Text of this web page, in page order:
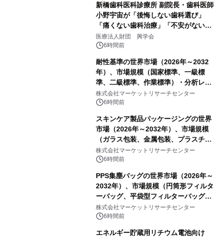
新橋歯科医科診療所 副院長・歯科医師
小野宇宙が「後悔しない歯科選び」
「痛くない歯科治療」「不安がない治
療計画」をテーマに専門監修
医療法人財団 興学会
6時間前
耐性基準の世界市場（2026年～2032
年）、市場規模（国家標準、一級標
準、二級標準、作業標準）・分析レポ
ートを発表
株式会社マーケットリサーチセンター
6時間前
スキンケア製品パッケージングの世界
市場（2026年～2032年）、市場規模
（ガラス包装、金属包装、プラスチッ
ク包装、その他）・分析レポートを発
表
株式会社マーケットリサーチセンター
6時間前
PPS集塵バッグの世界市場（2026年～
2032年）、市場規模（円筒形フィルタ
ーバッグ、平袋型フィルターバッグ、
プリーツフィルターバッグ、その
他）・分析レポートを発表
株式会社マーケットリサーチセンター
6時間前
エネルギー貯蔵用リチウム電池向け